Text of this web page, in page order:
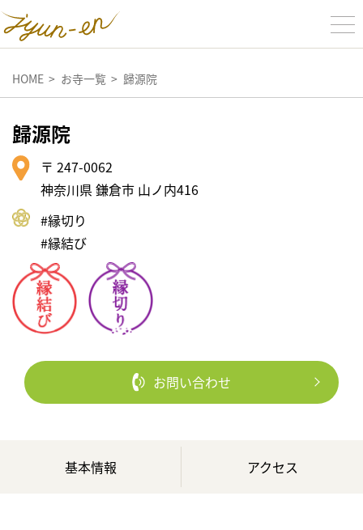
HOME お寺一覧 歸源院
歸源院
〒 247-0062
神奈川県 鎌倉市 山ノ内416
#縁切り
#縁結び
お問い合わせ
基本情報 アクセス